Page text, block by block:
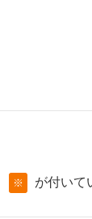
※
が付いて